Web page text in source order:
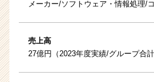
メーカー/ソフトウェア・情報処理/
売上高
27億円（2023年度実績/グループ合計